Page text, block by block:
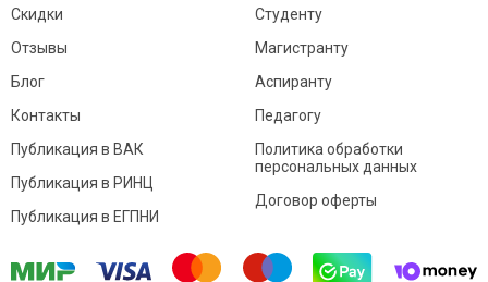
Скидки
Отзывы
Блог
Контакты
Студенту
Магистранту
Аспиранту
Педагогу
Публикация в ВАК
Публикация в РИНЦ
Публикация в ЕГПНИ
Политика обработки
персональных данных
Договор оферты